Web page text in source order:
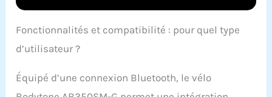
Fonctionnalités et compatibilité : pour quel type
d’utilisateur ?
Équipé d’une connexion Bluetooth, le vélo